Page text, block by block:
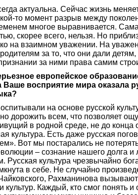
актуальна. Сейчас жизнь
то момент разрыв между
многое выравнивается.
скорее всего, нельзя. Но
на взаимном уважении. На
за то, что они дали
за ними права самим
европейское
Ваше восприятие мира оказала
на основе русской
дорожить всем, что позволяет
в родной среде, не до конца
культура. Есть даже русская
Вот мы постарались не
– сознание нашего долга и
Русская культура чрезвычайно
в себе. Не случайно
Рахманинова
культур. Каждый, кто смог понять